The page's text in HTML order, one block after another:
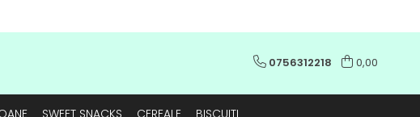
0756312218 0,00
SWEET SNACKS CEREALE BISCUITI